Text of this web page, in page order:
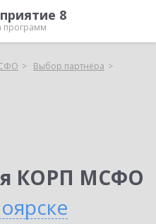
8
программ
Выбор партнёра
КОРП МСФО